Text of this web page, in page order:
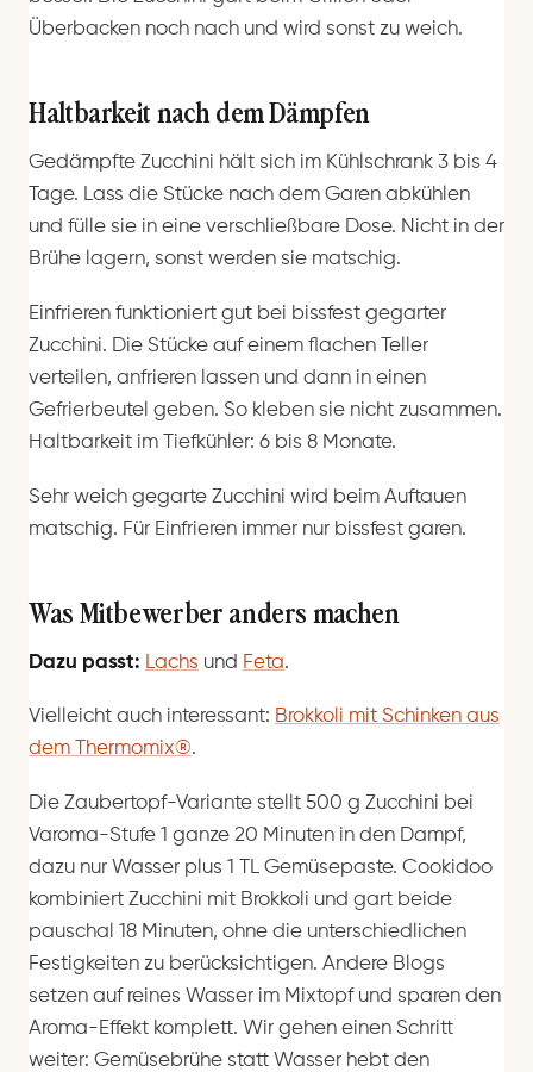
Überbacken noch nach und wird sonst zu weich.
Haltbarkeit nach dem Dämpfen
Gedämpfte Zucchini hält sich im Kühlschrank 3 bis 4
Tage. Lass die Stücke nach dem Garen abkühlen
und fülle sie in eine verschließbare Dose. Nicht in der
Brühe lagern, sonst werden sie matschig.
Einfrieren funktioniert gut bei bissfest gegarter
Zucchini. Die Stücke auf einem flachen Teller
verteilen, anfrieren lassen und dann in einen
Gefrierbeutel geben. So kleben sie nicht zusammen.
Haltbarkeit im Tiefkühler: 6 bis 8 Monate.
Sehr weich gegarte Zucchini wird beim Auftauen
matschig. Für Einfrieren immer nur bissfest garen.
Was Mitbewerber anders machen
Dazu passt: Lachs und Feta.
Vielleicht auch interessant: Brokkoli mit Schinken aus
dem Thermomix®.
Die Zaubertopf-Variante stellt 500 g Zucchini bei
Varoma-Stufe 1 ganze 20 Minuten in den Dampf,
dazu nur Wasser plus 1 TL Gemüsepaste. Cookidoo
kombiniert Zucchini mit Brokkoli und gart beide
pauschal 18 Minuten, ohne die unterschiedlichen
Festigkeiten zu berücksichtigen. Andere Blogs
setzen auf reines Wasser im Mixtopf und sparen den
Aroma-Effekt komplett. Wir gehen einen Schritt
weiter: Gemüsebrühe statt Wasser hebt den